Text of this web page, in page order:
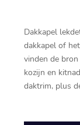
Dakkapel
dakkapel of
vinden de
kozijn en
daktrim, plus